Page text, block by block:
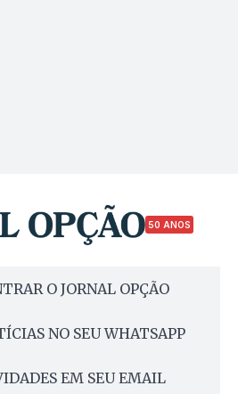
50 ANOS
O JORNAL OPÇÃO
NO SEU WHATSAPP
EM SEU EMAIL